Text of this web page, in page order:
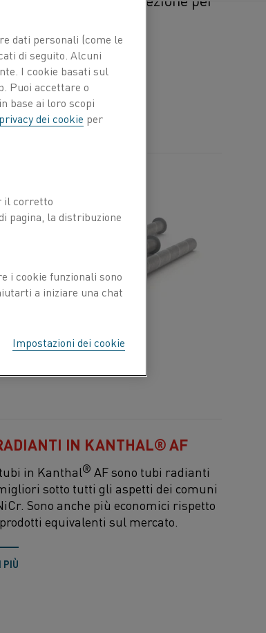
IN KANTHAL® AF
in Kanthal® AF sono tubi radianti
sotto tutti gli aspetti dei comuni
Sono anche più economici rispetto
equivalenti sul mercato.
PIÙ
dati personali (come le
di seguito. Alcuni
I cookie basati sul
Puoi accettare o
base ai loro scopi
dei cookie per
il corretto
pagina, la distribuzione
i cookie funzionali sono
a iniziare una chat
Impostazioni dei cookie